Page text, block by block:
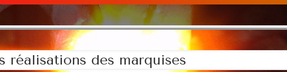
réalisations des marquises